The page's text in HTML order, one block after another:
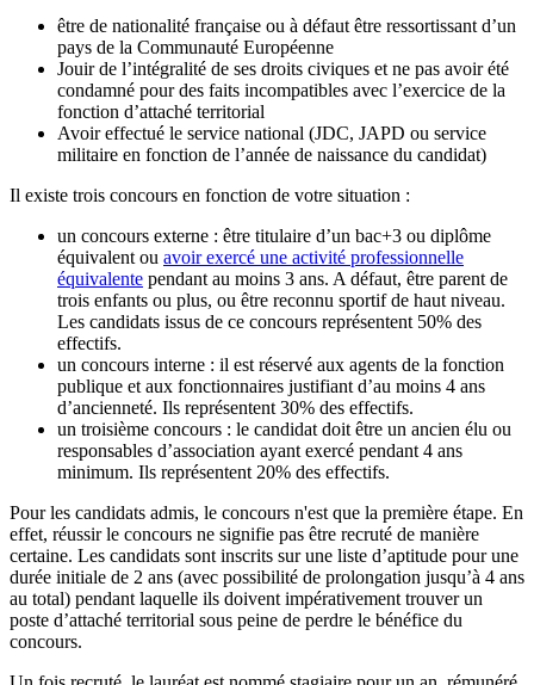
être de nationalité française ou à défaut être ressortissant d’un
pays de la Communauté Européenne
Jouir de l’intégralité de ses droits civiques et ne pas avoir été
condamné pour des faits incompatibles avec l’exercice de la
fonction d’attaché territorial
Avoir effectué le service national (JDC, JAPD ou service
militaire en fonction de l’année de naissance du candidat)
Il existe trois concours en fonction de votre situation :
un concours externe : être titulaire d’un bac+3 ou diplôme
équivalent ou avoir exercé une activité professionnelle
équivalente pendant au moins 3 ans. A défaut, être parent de
trois enfants ou plus, ou être reconnu sportif de haut niveau.
Les candidats issus de ce concours représentent 50% des
effectifs.
un concours interne : il est réservé aux agents de la fonction
publique et aux fonctionnaires justifiant d’au moins 4 ans
d’ancienneté. Ils représentent 30% des effectifs.
un troisième concours : le candidat doit être un ancien élu ou
responsables d’association ayant exercé pendant 4 ans
minimum. Ils représentent 20% des effectifs.
Pour les candidats admis, le concours n'est que la première étape. En
effet, réussir le concours ne signifie pas être recruté de manière
certaine. Les candidats sont inscrits sur une liste d’aptitude pour une
durée initiale de 2 ans (avec possibilité de prolongation jusqu’à 4 ans
au total) pendant laquelle ils doivent impérativement trouver un
poste d’attaché territorial sous peine de perdre le bénéfice du
concours.